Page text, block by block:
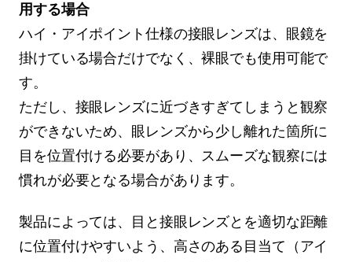
用する場合
ハイ・アイポイント仕様の接眼レンズは、眼鏡を
掛けている場合だけでなく、裸眼でも使用可能で
す。
ただし、接眼レンズに近づきすぎてしまうと観察
ができないため、眼レンズから少し離れた箇所に
目を位置付ける必要があり、スムーズな観察には
慣れが必要となる場合があります。
製品によっては、目と接眼レンズとを適切な距離
に位置付けやすいよう、高さのある目当て（アイ